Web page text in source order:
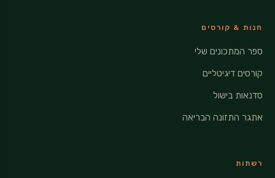
חנות & קורסים
ספר המתכונים שלי
קורסים דיגיטליים
סדנאות בישול
אתגר התזונה הבריאה
רשתות